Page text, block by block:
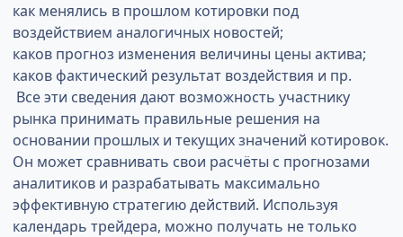
как менялись в прошлом котировки под
воздействием аналогичных новостей;
каков прогноз изменения величины цены актива;
каков фактический результат воздействия и пр.
Все эти сведения дают возможность участнику
рынка принимать правильные решения на
основании прошлых и текущих значений котировок.
Он может сравнивать свои расчёты с прогнозами
аналитиков и разрабатывать максимально
эффективную стратегию действий. Используя
календарь трейдера, можно получать не только